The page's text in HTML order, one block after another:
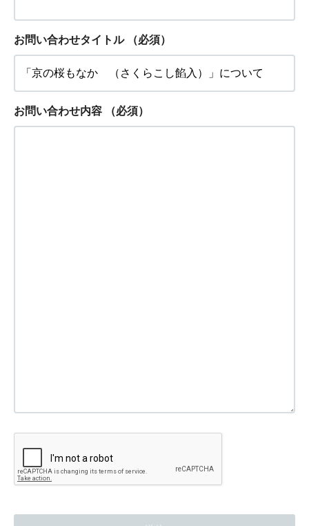
お問い合わせタイトル （必須）
お問い合わせ内容 （必須）